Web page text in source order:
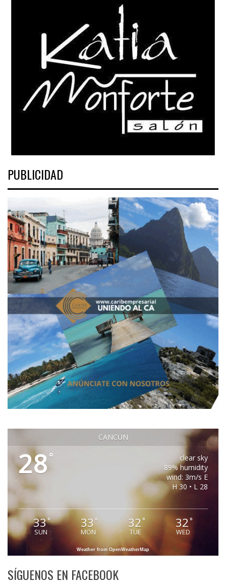
PUBLICIDAD
CANCUN
28°
clear sky
89% humidity
wind: 3m/s E
H 30 • L 28
33°
SUN
33°
MON
32°
TUE
32°
WED
Weather from OpenWeatherMap
SÍGUENOS EN FACEBOOK